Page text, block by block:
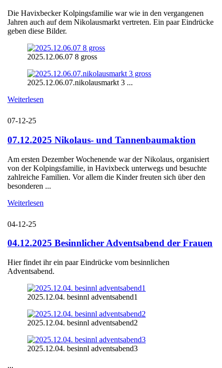
Die Havixbecker Kolpingsfamilie war wie in den vergangenen
Jahren auch auf dem Nikolausmarkt vertreten. Ein paar Eindrücke
geben diese Bilder.
2025.12.06.07 8 gross
2025.12.06.07.nikolausmarkt 3 ...
Weiterlesen
07-12-25
07.12.2025 Nikolaus- und Tannenbaumaktion
Am ersten Dezember Wochenende war der Nikolaus, organisiert
von der Kolpingsfamilie, in Havixbeck unterwegs und besuchte
zahlreiche Familien. Vor allem die Kinder freuten sich über den
besonderen ...
Weiterlesen
04-12-25
04.12.2025 Besinnlicher Adventsabend der Frauen
Hier findet ihr ein paar Eindrücke vom besinnlichen
Adventsabend.
2025.12.04. besinnl adventsabend1
2025.12.04. besinnl adventsabend2
2025.12.04. besinnl adventsabend3
...